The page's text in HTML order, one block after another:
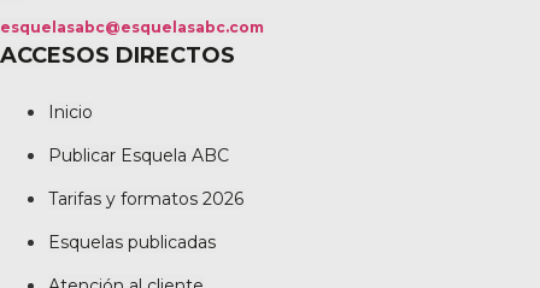
esquelasabc@esquelasabc.com
ACCESOS DIRECTOS
Inicio
Publicar Esquela ABC
Tarifas y formatos 2026
Esquelas publicadas